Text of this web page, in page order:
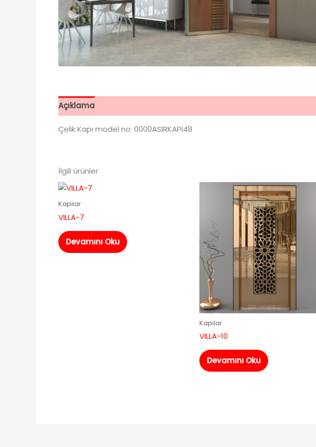
Açıklama
Çelik Kapı model no: 0000ASIRKAPI48
İlgili ürünler
Kapılar
VILLA-7
Devamını Oku
Kapılar
VILLA-10
Devamını Oku